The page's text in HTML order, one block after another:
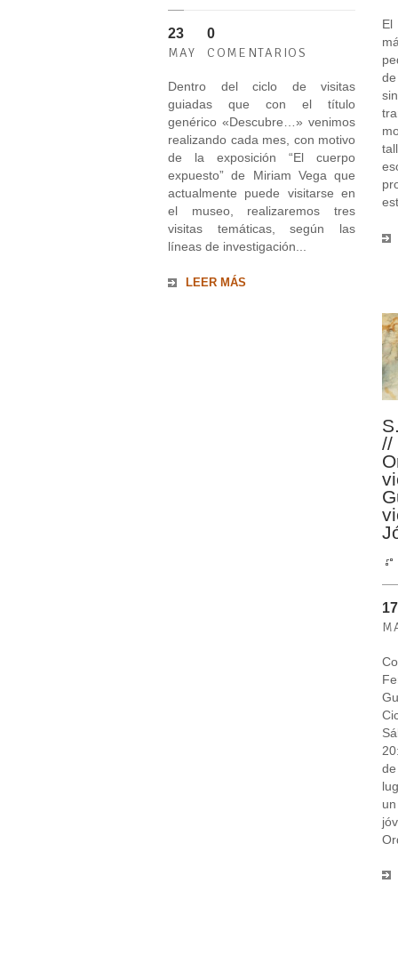
23
MAY
0
COMENTARIOS
Dentro del ciclo de visitas
guiadas que con el título
genérico «Descubre…» venimos
realizando cada mes, con motivo
de la exposición “El cuerpo
expuesto” de Miriam Vega que
actualmente puede visitarse en
el museo, realizaremos tres
visitas temáticas, según las
líneas de investigación...
LEER MÁS
El
//
17